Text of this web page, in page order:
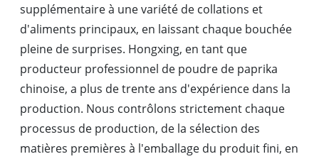
supplémentaire à une variété de collations et
d'aliments principaux, en laissant chaque bouchée
pleine de surprises. Hongxing, en tant que
producteur professionnel de poudre de paprika
chinoise, a plus de trente ans d'expérience dans la
production. Nous contrôlons strictement chaque
processus de production, de la sélection des
matières premières à l'emballage du produit fini, en